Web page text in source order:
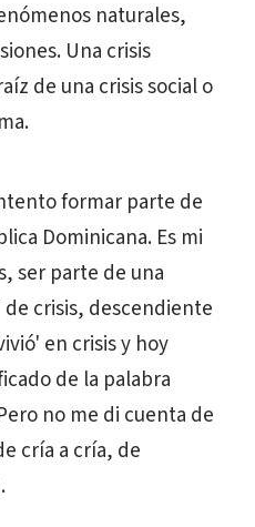
naturales,
Una crisis
de una crisis social o
formar parte de
Dominicana. Es mi
ser parte de una
crisis, descendiente
en crisis y hoy
de la palabra
no me di cuenta de
cría a cría, de